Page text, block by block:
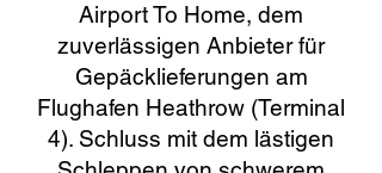
Airport To Home, dem
zuverlässigen Anbieter für
Gepäcklieferungen am
Flughafen Heathrow (Terminal
4). Schluss mit dem lästigen